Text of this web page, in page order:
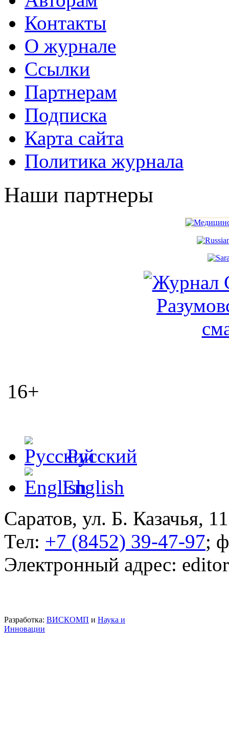
Контакты
О журнале
Ссылки
Партнерам
Подписка
Карта сайта
Политика журнала
Наши партнеры
16+
Русский
English
Саратов, ул. Б. Казачья,
Тел: +7 (8452) 39-47-97;
Электронный адрес:
Разработка: ВИСКОМП и Наука и
Инновации